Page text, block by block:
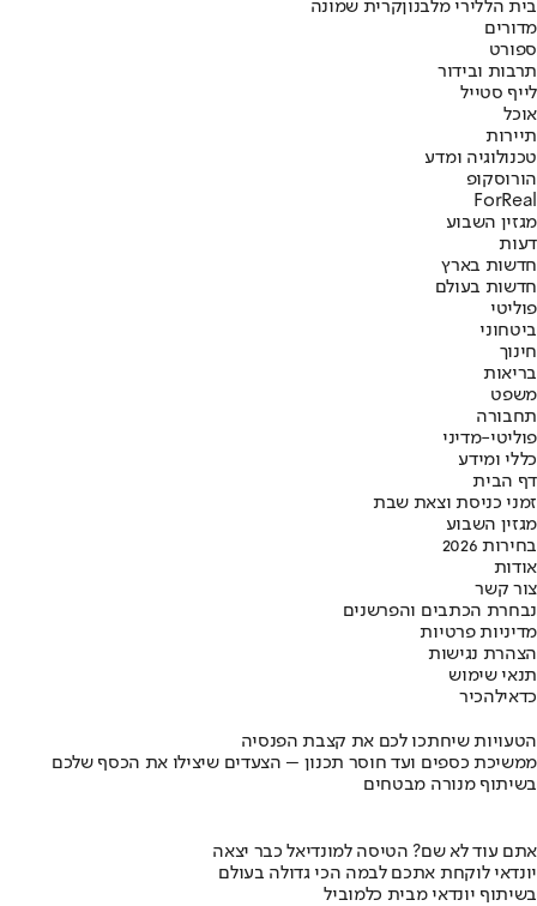
בית הללירי מלבנוןקרית שמונה
מדורים
ספורט
תרבות ובידור
לייף סטייל
אוכל
תיירות
טכנולוגיה ומדע
הורוסקופ
ForReal
מגזין השבוע
דעות
חדשות בארץ
חדשות בעולם
פוליטי
ביטחוני
חינוך
בריאות
משפט
תחבורה
פוליטי-מדיני
כללי ומידע
דף הבית
זמני כניסת וצאת שבת
מגזין השבוע
בחירות 2026
אודות
צור קשר
נבחרת הכתבים והפרשנים
מדיניות פרטיות
הצהרת נגישות
תנאי שימוש
כדאילהכיר
הטעויות שיחתכו לכם את קצבת הפנסיה
ממשיכת כספים ועד חוסר תכנון – הצעדים שיצילו את הכסף שלכם
בשיתוף מנורה מבטחים
אתם עוד לא שם? הטיסה למונדיאל כבר יצאה
יונדאי לוקחת אתכם לבמה הכי גדולה בעולם
בשיתוף יונדאי מבית כלמוביל